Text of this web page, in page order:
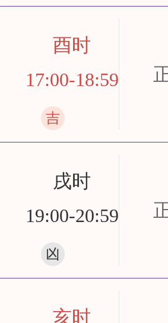
酉时
17:00-18:59
吉
戌时
19:00-20:59
凶
亥时